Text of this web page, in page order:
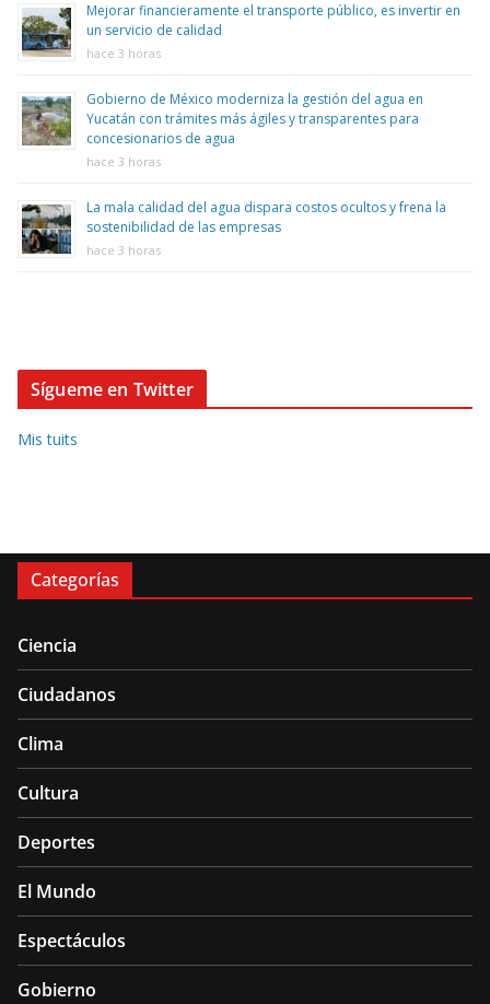
Mejorar financieramente el transporte público, es invertir en
un servicio de calidad
hace 3 horas
Gobierno de México moderniza la gestión del agua en
Yucatán con trámites más ágiles y transparentes para
concesionarios de agua
hace 3 horas
La mala calidad del agua dispara costos ocultos y frena la
sostenibilidad de las empresas
hace 3 horas
Sígueme en Twitter
Mis tuits
Categorías
Ciencia
Ciudadanos
Clima
Cultura
Deportes
El Mundo
Espectáculos
Gobierno